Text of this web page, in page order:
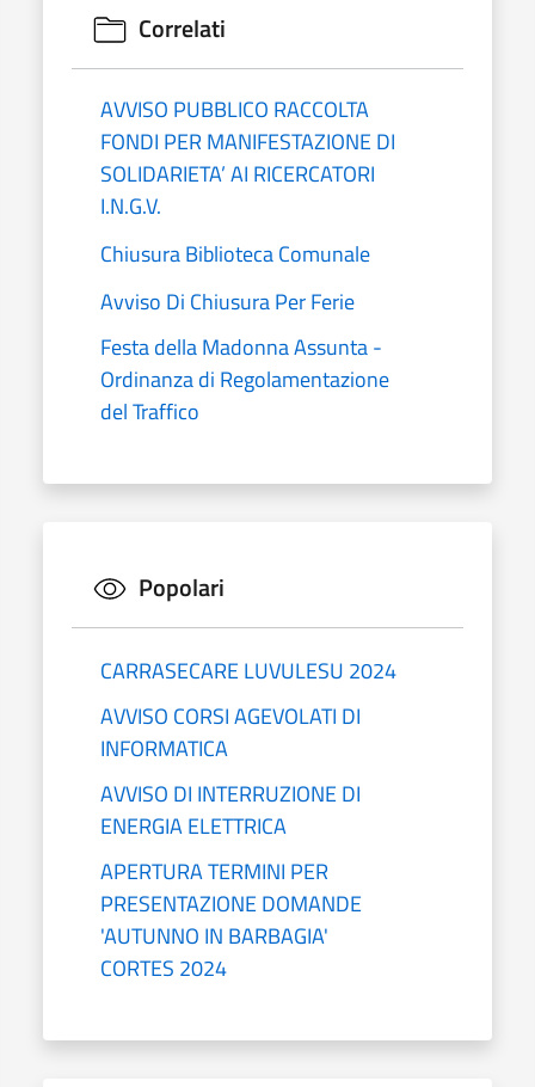
Correlati
AVVISO PUBBLICO RACCOLTA
FONDI PER MANIFESTAZIONE DI
SOLIDARIETA’ AI RICERCATORI
I.N.G.V.
Chiusura Biblioteca Comunale
Avviso Di Chiusura Per Ferie
Festa della Madonna Assunta -
Ordinanza di Regolamentazione
del Traffico
Popolari
CARRASECARE LUVULESU 2024
AVVISO CORSI AGEVOLATI DI
INFORMATICA
AVVISO DI INTERRUZIONE DI
ENERGIA ELETTRICA
APERTURA TERMINI PER
PRESENTAZIONE DOMANDE
'AUTUNNO IN BARBAGIA'
CORTES 2024